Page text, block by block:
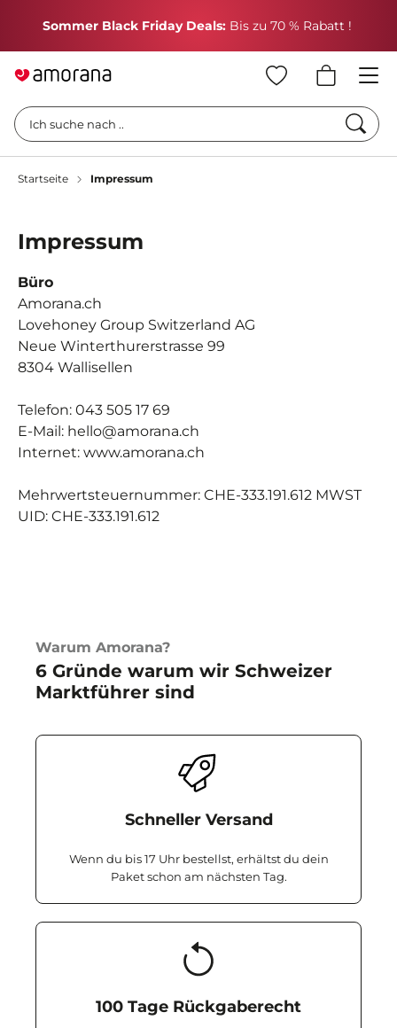
Sommer Black Friday Deals: Bis zu 70 % Rabatt !
Ich suche nach ..
Startseite Impressum
Impressum
Büro
Amorana.ch
Lovehoney Group Switzerland AG
Neue Winterthurerstrasse 99
8304 Wallisellen
Telefon: 043 505 17 69
E-Mail: hello@amorana.ch
Internet: www.amorana.ch
Mehrwertsteuernummer: CHE-333.191.612 MWST
UID: CHE-333.191.612
Warum Amorana?
6 Gründe warum wir Schweizer
Marktführer sind
Schneller Versand
Wenn du bis 17 Uhr bestellst, erhältst du dein
Paket schon am nächsten Tag.
100 Tage Rückgaberecht